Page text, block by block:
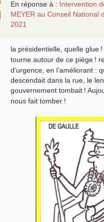
En réponse à : Intervention
MEYER au Conseil National
2021
la présidentielle, quelle glue
tourne autour de ce piège !
d’urgence, en l’améliorant :
descendait dans la rue, le
gouvernement tombait !
nous fait tomber !